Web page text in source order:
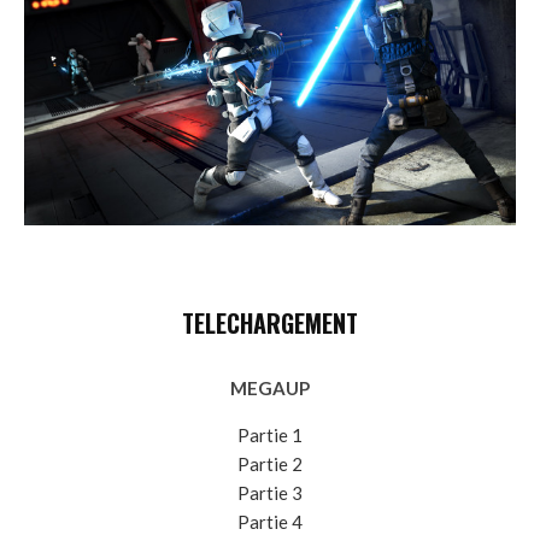
TELECHARGEMENT
MEGAUP
Partie 1
Partie 2
Partie 3
Partie 4